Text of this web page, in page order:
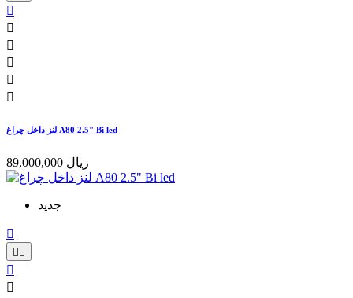






لنز داخل چراغ A80 2.5" Bi led
89,000,000 ریال
جدید

 

